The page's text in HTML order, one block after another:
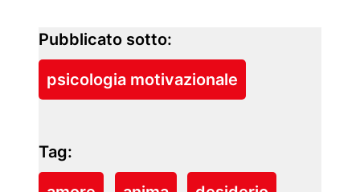
Pubblicato sotto:
psicologia motivazionale
Tag: